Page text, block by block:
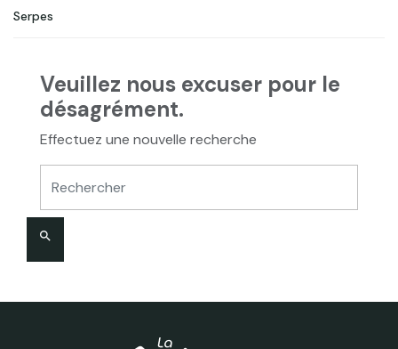
Serpes
Veuillez nous excuser pour le
désagrément.
Effectuez une nouvelle recherche
search